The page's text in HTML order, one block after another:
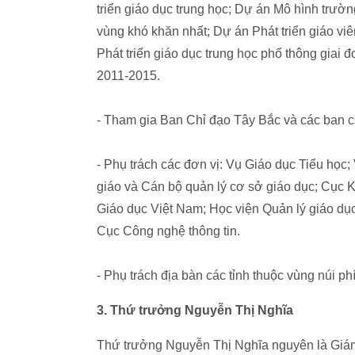
triển giáo dục trung học; Dự án Mô hình
vùng khó khăn nhất; Dự án Phát triển giáo
Phát triển giáo dục trung học phổ thông giai
2011-2015.
- Tham gia Ban Chỉ đạo Tây Bắc và các ban
- Phụ trách các đơn vị: Vụ Giáo dục Tiểu
giáo và Cán bộ quản lý cơ sở giáo dục; Cục
Giáo dục Việt Nam; Học viện Quản lý giáo
Cục Công nghệ thông tin.
- Phụ trách địa bàn các tỉnh thuộc vùng núi
3. Thứ trưởng Nguyễn Thị Nghĩa
Thứ trưởng Nguyễn Thị Nghĩa nguyên là